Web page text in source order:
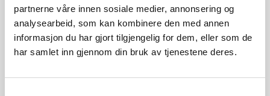
partnerne våre innen sosiale medier, annonsering og
analysearbeid, som kan kombinere den med annen
informasjon du har gjort tilgjengelig for dem, eller som de
har samlet inn gjennom din bruk av tjenestene deres.
Send en mail tiljoro@nve.nomed navn, e-
postadresse og selskap. Merk emnefeltet med
«Påmelding webinar Norgespris fjernvarme».